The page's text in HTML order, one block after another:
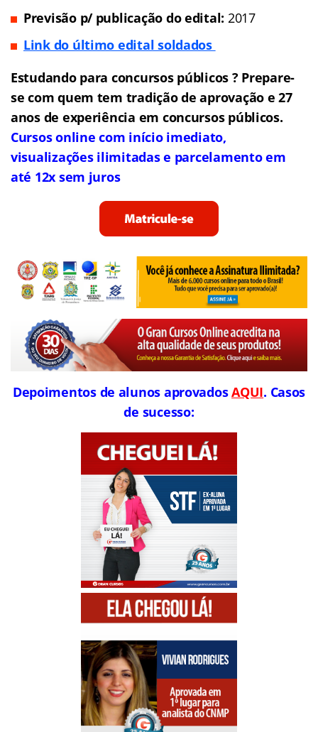
Previsão p/ publicação do edital: 2017
Link do último edital soldados
Estudando para concursos públicos ? Prepare-
se com quem tem tradição de aprovação e 27
anos de experiência em concursos públicos.
Cursos online com início imediato,
visualizações ilimitadas e parcelamento em
até 12x sem juros
Depoimentos de alunos aprovadosAQUI. Casos
de sucesso: